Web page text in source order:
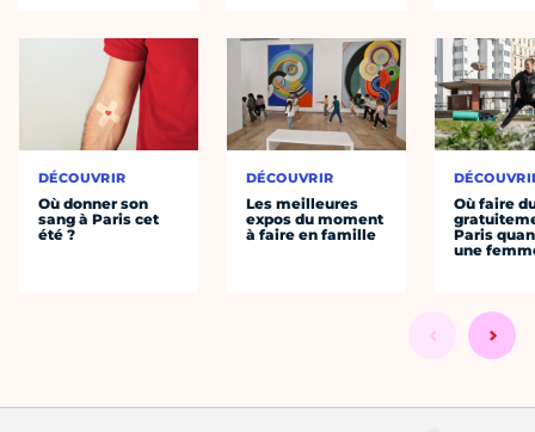
DÉCOUVRIR
Où donner son
sang à Paris cet
été ?
DÉCOUVRIR
Les meilleures
expos du moment
à faire en famille
Où faire
Paris
une